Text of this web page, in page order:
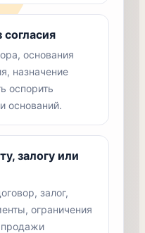
основания
назначение
оспорить
оснований.
залогу или
залог,
ограничения